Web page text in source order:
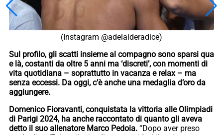
(Instagram @adelaideradice)
Sul profilo, gli scatti insieme al compagno sono sparsi qua
e là, costanti da oltre 5 anni ma ‘discreti’, con momenti di
vita quotidiana – soprattutto in vacanza e relax – ma
senza eccessi. Da oggi, c’è anche una medaglia d’oro da
aggiungere.
Domenico Fioravanti, conquistata la vittoria alle Olimpiadi
di Parigi 2024, ha anche raccontato di quanto gli aveva
detto il suo allenatore Marco Pedoia. “Dopo aver preso